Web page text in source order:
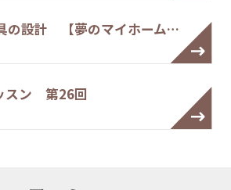
の設計 【夢のマイホーム…
スン 第26回